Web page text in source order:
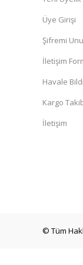
Üye Girişi
Şifremi
İletişim
Havale
Kargo
İletişim
© Tüm